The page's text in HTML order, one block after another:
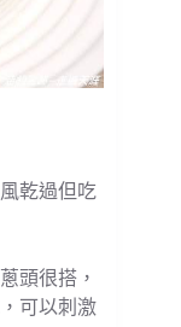
乾過但吃
頭很搭，
可以刺激